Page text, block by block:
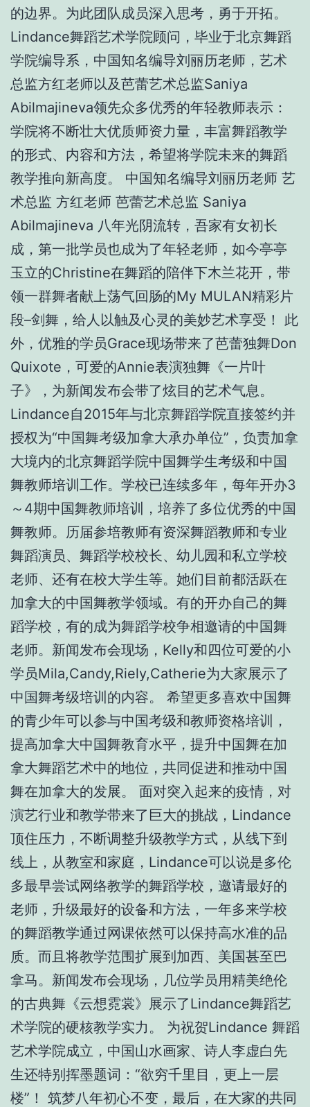
的边界。为此团队成员深入思考，勇于开拓。
Lindance舞蹈艺术学院顾问，毕业于北京舞蹈
学院编导系，中国知名编导刘丽历老师，艺术
总监方红老师以及芭蕾艺术总监Saniya
Abilmajineva领先众多优秀的年轻教师表示：
学院将不断壮大优质师资力量，丰富舞蹈教学
的形式、内容和方法，希望将学院未来的舞蹈
教学推向新高度。 中国知名编导刘丽历老师 艺
术总监 方红老师 芭蕾艺术总监 Saniya
Abilmajineva 八年光阴流转，吾家有女初长
成，第一批学员也成为了年轻老师，如今亭亭
玉立的Christine在舞蹈的陪伴下木兰花开，带
领一群舞者献上荡气回肠的My MULAN精彩片
段–剑舞，给人以触及心灵的美妙艺术享受！ 此
外，优雅的学员Grace现场带来了芭蕾独舞Don
Quixote，可爱的Annie表演独舞《一片叶
子》，为新闻发布会带了炫目的艺术气息。
Lindance自2015年与北京舞蹈学院直接签约并
授权为“中国舞考级加拿大承办单位”，负责加拿
大境内的北京舞蹈学院中国舞学生考级和中国
舞教师培训工作。学校已连续多年，每年开办3
～4期中国舞教师培训，培养了多位优秀的中国
舞教师。历届参培教师有资深舞蹈教师和专业
舞蹈演员、舞蹈学校校长、幼儿园和私立学校
老师、还有在校大学生等。她们目前都活跃在
加拿大的中国舞教学领域。有的开办自己的舞
蹈学校，有的成为舞蹈学校争相邀请的中国舞
老师。新闻发布会现场，Kelly和四位可爱的小
学员Mila,Candy,Riely,Catherie为大家展示了
中国舞考级培训的内容。 希望更多喜欢中国舞
的青少年可以参与中国考级和教师资格培训，
提高加拿大中国舞教育水平，提升中国舞在加
拿大舞蹈艺术中的地位，共同促进和推动中国
舞在加拿大的发展。 面对突入起来的疫情，对
演艺行业和教学带来了巨大的挑战，Lindance
顶住压力，不断调整升级教学方式，从线下到
线上，从教室和家庭，Lindance可以说是多伦
多最早尝试网络教学的舞蹈学校，邀请最好的
老师，升级最好的设备和方法，一年多来学校
的舞蹈教学通过网课依然可以保持高水准的品
质。而且将教学范围扩展到加西、美国甚至巴
拿马。新闻发布会现场，几位学员用精美绝伦
的古典舞《云想霓裳》展示了Lindance舞蹈艺
术学院的硬核教学实力。 为祝贺Lindance 舞蹈
艺术学院成立，中国山水画家、诗人李虚白先
生还特别挥墨题词：“欲穷千里目，更上一层
楼”！ 筑梦八年初心不变，最后，在大家的共同